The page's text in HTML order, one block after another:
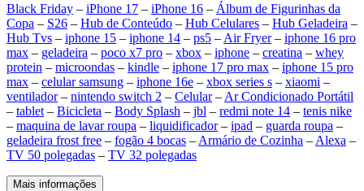
Black Friday – iPhone 17 – iPhone 16 – Álbum de Figurinhas da
Copa – S26 – Hub de Conteúdo – Hub Celulares – Hub Geladeira –
Hub Tvs – iphone 15 – iphone 14 – ps5 – Air Fryer– iphone 16 pro
max – geladeira – poco x7 pro – xbox – iphone – creatina – whey
protein – microondas – kindle – iphone 17 pro max – iphone 15 pro
max – celular samsung – iphone 16e – xbox series s – xiaomi –
ventilador– nintendo switch 2 – Celular– Ar Condicionado Portátil
– tablet – Bicicleta – Body Splash – jbl – redmi note 14 – tenis nike
– maquina de lavar roupa – liquidificador– ipad – guarda roupa –
geladeira frost free – fogão 4 bocas – Armário de Cozinha – Alexa –
TV 50 polegadas – TV 32 polegadas
Mais informações